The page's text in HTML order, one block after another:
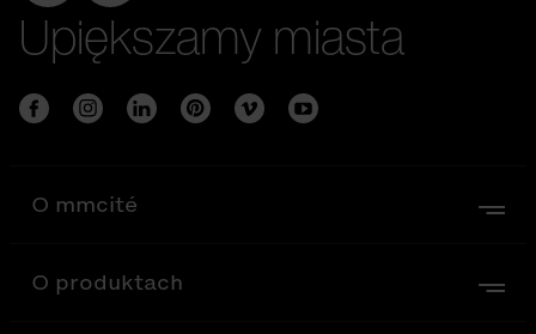
Upiększamy miasta
O mmcité
O produktach